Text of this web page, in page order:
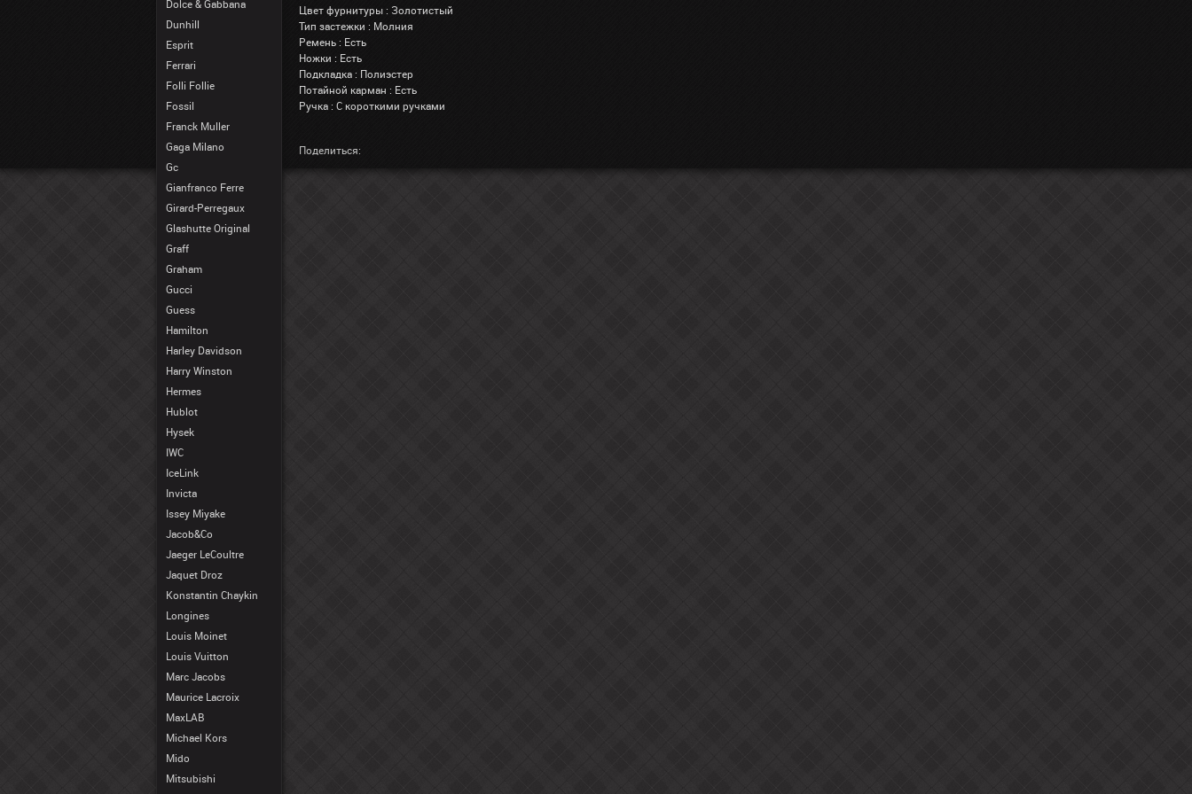
Dolce & Gabbana
Dunhill
Esprit
Ferrari
Folli Follie
Fossil
Franck Muller
Gaga Milano
Gc
Gianfranco Ferre
Girard-Perregaux
Glashutte Original
Graff
Graham
Gucci
Guess
Hamilton
Harley Davidson
Harry Winston
Hermes
Hublot
Hysek
IWC
IceLink
Invicta
Issey Miyake
Jacob&Co
Jaeger LeCoultre
Jaquet Droz
Konstantin Chaykin
Longines
Louis Moinet
Louis Vuitton
Marc Jacobs
Maurice Lacroix
MaxLAB
Michael Kors
Mido
Mitsubishi
Цвет фурнитуры : Золотистый
Тип застежки : Молния
Ремень : Есть
Ножки : Есть
Подкладка : Полиэстер
Потайной карман : Есть
Ручка : С короткими ручками
Поделиться: